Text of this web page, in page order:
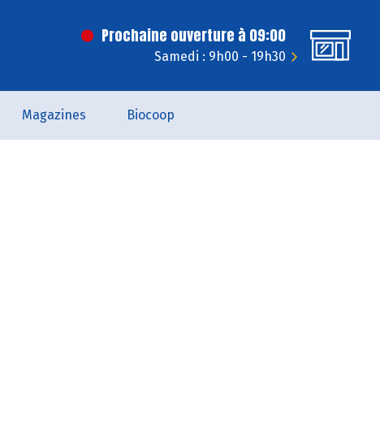
Prochaine ouverture à 09:00
Samedi : 9h00 - 19h30
Magazines Biocoop